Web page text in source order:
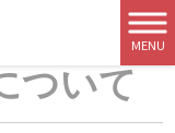
MENU
ついて